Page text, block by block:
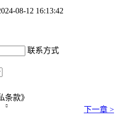
08-12 16:13:42
联系方式
条款》
 下一章 >